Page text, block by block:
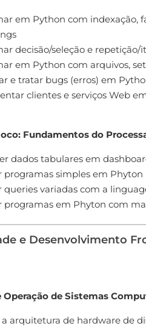
em Python com indexação,
decisão/seleção e
em Python com arquivos,
e tratar bugs (erros) em
clientes e serviços Web
Fundamentos do
dados tabulares em
programas simples em Phyton
queries variadas com a
programas em Phyton com
e Desenvolvimento
de Sistemas
a arquitetura de hardware de